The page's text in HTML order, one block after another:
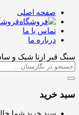
صفحه اصلی
تماس با ما
درباره ما
سنگ قبر ازنا شیک و ساده
سبد خرید